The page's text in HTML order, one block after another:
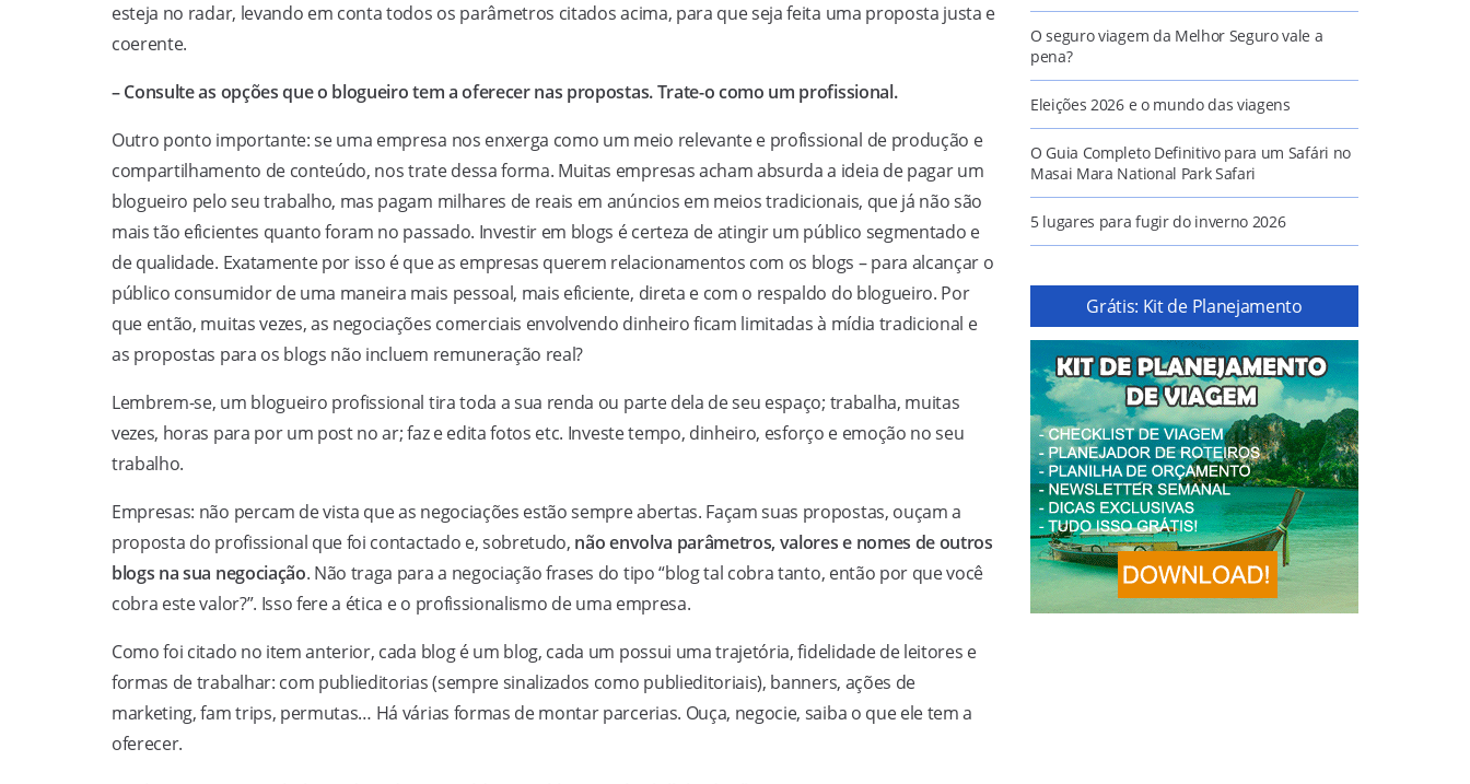
esteja no radar, levando em conta todos os parâmetros citados acima, para que seja feita uma proposta justa e
coerente.
– Consulte as opções que o blogueiro tem a oferecer nas propostas. Trate-o como um profissional.
Outro ponto importante: se uma empresa nos enxerga como um meio relevante e profissional de produção e
compartilhamento de conteúdo, nos trate dessa forma. Muitas empresas acham absurda a ideia de pagar um
blogueiro pelo seu trabalho, mas pagam milhares de reais em anúncios em meios tradicionais, que já não são
mais tão eficientes quanto foram no passado. Investir em blogs é certeza de atingir um público segmentado e
de qualidade. Exatamente por isso é que as empresas querem relacionamentos com os blogs – para alcançar o
público consumidor de uma maneira mais pessoal, mais eficiente, direta e com o respaldo do blogueiro. Por
que então, muitas vezes, as negociações comerciais envolvendo dinheiro ficam limitadas à mídia tradicional e
as propostas para os blogs não incluem remuneração real?
Lembrem-se, um blogueiro profissional tira toda a sua renda ou parte dela de seu espaço; trabalha, muitas
vezes, horas para por um post no ar; faz e edita fotos etc. Investe tempo, dinheiro, esforço e emoção no seu
trabalho.
Empresas: não percam de vista que as negociações estão sempre abertas. Façam suas propostas, ouçam a
proposta do profissional que foi contactado e, sobretudo, não envolva parâmetros, valores e nomes de outros
blogs na sua negociação. Não traga para a negociação frases do tipo “blog tal cobra tanto, então por que você
cobra este valor?”. Isso fere a ética e o profissionalismo de uma empresa.
Como foi citado no item anterior, cada blog é um blog, cada um possui uma trajetória, fidelidade de leitores e
formas de trabalhar: com publieditorias (sempre sinalizados como publieditoriais), banners, ações de
marketing, fam trips, permutas… Há várias formas de montar parcerias. Ouça, negocie, saiba o que ele tem a
oferecer.
O seguro viagem da Melhor Seguro vale a
pena?
Eleições 2026 e o mundo das viagens
O Guia Completo Definitivo para um Safári no
Masai Mara National Park Safari
5 lugares para fugir do inverno 2026
Grátis: Kit de Planejamento